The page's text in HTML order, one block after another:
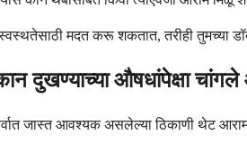
मदत करू शकतात, तरीही तुमच्या
दुखण्याच्या औषधांपेक्षा
जास्त आवश्यक असलेल्या ठिकाणी थेट